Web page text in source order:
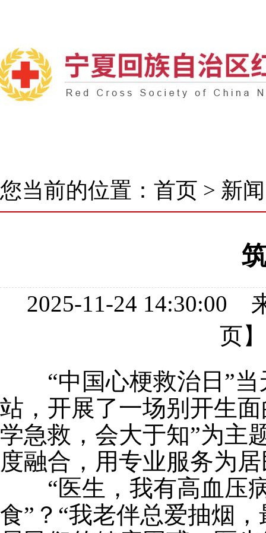
您当前的位置： 首页 > 新
2025-11-24 14:30:00
页
“中国心梗救治日 ”当
站 ， 开展了一场别开生
学急救，会大于知”为主
度融合，用专业服务为
“ 医生，我有高血压
食” ？ “我老伴总爱抽烟